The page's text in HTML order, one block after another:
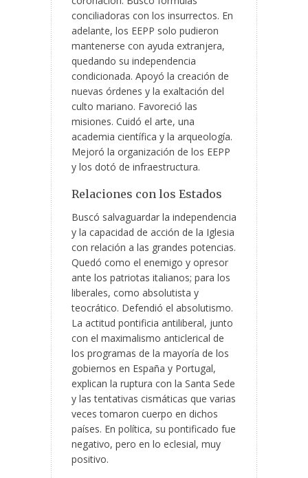
conciliadoras con los insurrectos. En
adelante, los EEPP solo pudieron
mantenerse con ayuda extranjera,
quedando su independencia
condicionada. Apoyó la creación de
nuevas órdenes y la exaltación del
culto mariano. Favoreció las
misiones. Cuidó el arte, una
academia científica y la arqueología.
Mejoró la organización de los EEPP
y los dotó de infraestructura.
Relaciones con los Estados
Buscó salvaguardar la independencia
y la capacidad de acción de la Iglesia
con relación a las grandes potencias.
Quedó como el enemigo y opresor
ante los patriotas italianos; para los
liberales, como absolutista y
teocrático. Defendió el absolutismo.
La actitud pontificia antiliberal, junto
con el maximalismo anticlerical de
los programas de la mayoría de los
gobiernos en España y Portugal,
explican la ruptura con la Santa Sede
y las tentativas cismáticas que varias
veces tomaron cuerpo en dichos
países. En política, su pontificado fue
negativo, pero en lo eclesial, muy
positivo.